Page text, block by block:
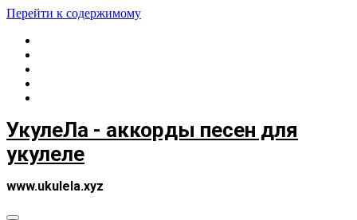
Перейти к содержимому
УкулеЛа - аккорды песен для
укулеле
www.ukulela.xyz